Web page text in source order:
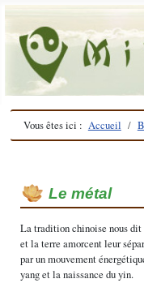
Vous êtes ici : Accueil
Le métal
La tradition chinoise nous dit
et la terre amorcent leur
par un mouvement
yang et la naissance du yin.